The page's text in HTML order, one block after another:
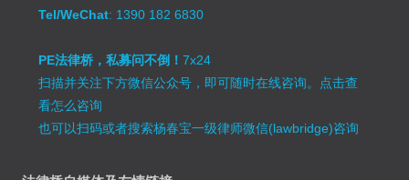
Tel/WeChat: 1390 182 6830
PE法律桥，私募问不倒！7x24
扫描并关注下方微信公众号，即可随时在线咨询。 点击查
看怎么咨询
也可以扫码或者搜索杨春宝一级律师微信(lawbridge)咨询